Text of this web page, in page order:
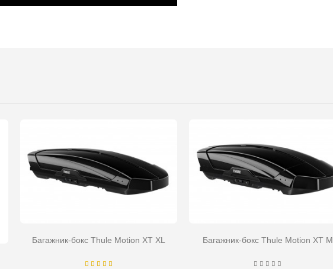
Багажник-бокс Thule Motion XT XL Багажник-бокс Thule Motion XT M